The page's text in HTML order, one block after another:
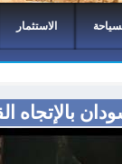
الاستثمار
بالإتجاه